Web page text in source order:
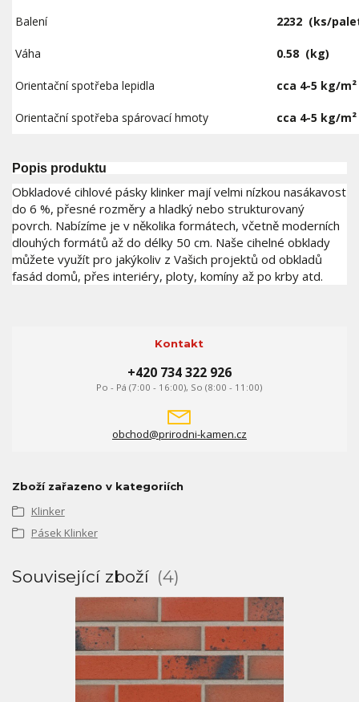
Balení 2232 (ks/
Váha 0.58 (kg)
Orientační spotřeba lepidla cca 4-5 kg/m²
Orientační spotřeba spárovací hmoty cca 4-5 kg/m²
Popis produktu
Obkladové cihlové pásky klinker mají velmi nízkou nasákavost
do 6 %, přesné rozměry a hladký nebo strukturovaný
povrch. Nabízíme je v několika formátech, včetně moderních
dlouhých formátů až do délky 50 cm. Naše cihelné obklady
můžete využít pro jakýkoliv z Vašich projektů od obkladů
fasád domů, přes interiéry, ploty, komíny až po krby atd.
Kontakt
+420 734 322 926
Po - Pá (7:00 - 16:00), So (8:00 - 11:00)
obchod@prirodni-kamen.cz
Zboží zařazeno v kategoriích
Klinker
Pásek Klinker
Související zboží 4